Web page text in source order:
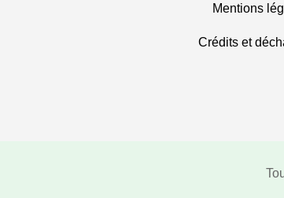
Mentions
Crédits et